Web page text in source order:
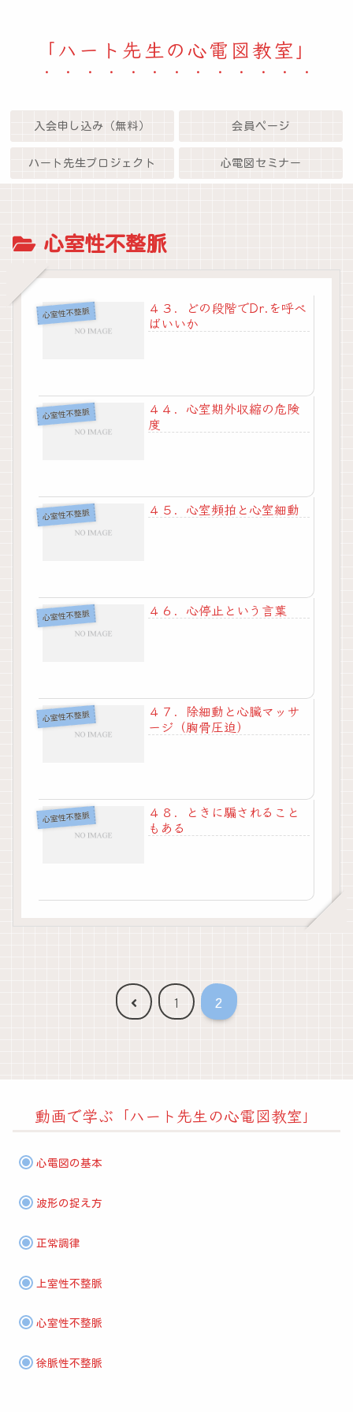
「ハート先生の心電図教室」
入会申し込み（無料） 会員ページ
ハート先生プロジェクト 心電図セミナー
心室性不整脈
心室性不整脈
４３．どの段階でDr.を呼べ
ばいいか
心室性不整脈
４４．心室期外収縮の危険
度
心室性不整脈 ４５．心室頻拍と心室細動
心室性不整脈 ４６．心停止という言葉
心室性不整脈
４７．除細動と心臓マッサ
ージ（胸骨圧迫）
心室性不整脈
４８．ときに騙されること
もある
前
1 2
動画で学ぶ「ハート先生の心電図教室」
心電図の基本
波形の捉え方
正常調律
上室性不整脈
心室性不整脈
徐脈性不整脈